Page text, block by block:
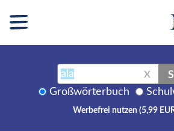
X
Großwörterbuch
Werbefrei nutzen (5,99